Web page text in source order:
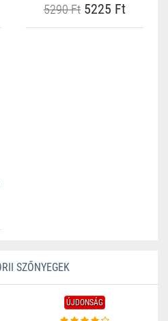
5290 Ft 5225 Ft
SZŐNYEGEK
ÚJDONSÁG